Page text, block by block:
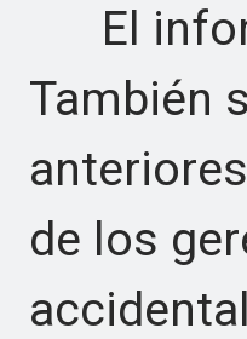
El
También
de los